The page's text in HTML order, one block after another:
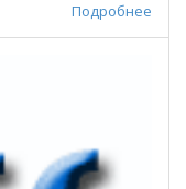
Подробнее